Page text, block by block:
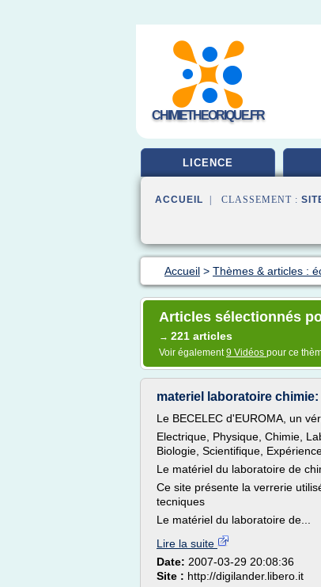
CHIMIETHEORIQUE.FR
LICENCE
ACCUEIL | CLASSEMENT :
Accueil > Thèmes & articles :
Articles sélectionnés
→ 221 articles
Voir également9 Vidéos pour ce
materiel laboratoire
Le BECELEC d'EUROMA, un
Electrique, Physique, Chimie,
Biologie, Scientifique,
Le matériel du laboratoire de
Ce site présente la verrerie
tecniques
Le matériel du laboratoire de...
Lire la suite
Date: 2007-03-29 20:08:36
Site : http://digilander.libero.it